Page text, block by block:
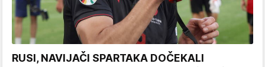
RUSI, NAVIJAČI SPARTAKA DOČEKALI